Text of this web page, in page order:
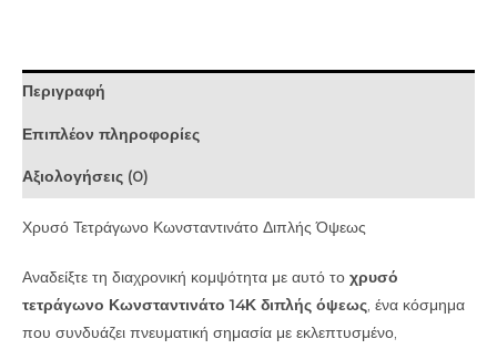
Περιγραφή
Επιπλέον πληροφορίες
Αξιολογήσεις (0)
Χρυσό Τετράγωνο Κωνσταντινάτο Διπλής Όψεως
Αναδείξτε τη διαχρονική κομψότητα με αυτό το χρυσό
τετράγωνο Κωνσταντινάτο 14Κ διπλής όψεως , ένα κόσμημα
που συνδυάζει πνευματική σημασία με εκλεπτυσμένο,